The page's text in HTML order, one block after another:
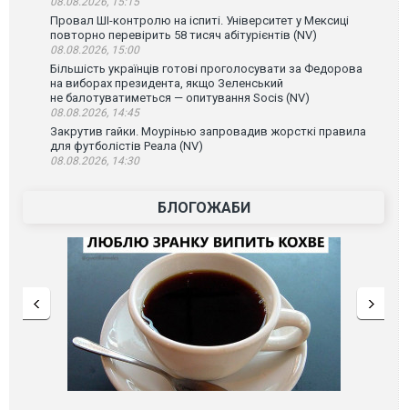
Провал ШІ-контролю на іспиті. Університет у Мексиці
повторно перевірить 58 тисяч абітурієнтів (NV)
08.08.2026, 15:00
Більшість українців готові проголосувати за Федорова
на виборах президента, якщо Зеленський
не балотуватиметься — опитування Socis (NV)
08.08.2026, 14:45
Закрутив гайки. Моурінью запровадив жорсткі правила
для футболістів Реала (NV)
08.08.2026, 14:30
БЛОГОЖАБИ